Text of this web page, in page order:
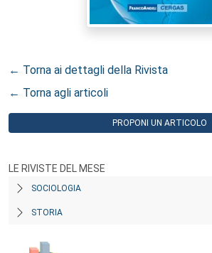
← Torna ai dettagli della Rivista
← Torna agli articoli
PROPONI UN ARTICOLO
LE RIVISTE DEL MESE
SOCIOLOGIA
STORIA